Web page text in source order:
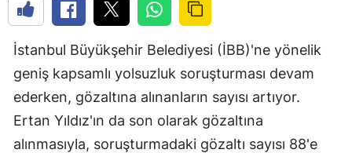
İstanbul Büyükşehir Belediyesi (İBB)'ne yönelik
geniş kapsamlı yolsuzluk soruşturması devam
ederken, gözaltına alınanların sayısı artıyor.
Ertan Yıldız'ın da son olarak gözaltına
alınmasıyla, soruşturmadaki gözaltı sayısı 88'e